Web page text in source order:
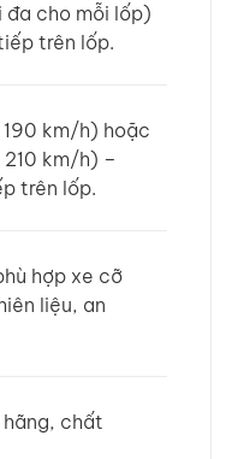
cho mỗi lốp)
trên lốp.
km/h) hoặc
km/h) –
trên lốp.
hợp xe cỡ
liệu, an
hãng, chất